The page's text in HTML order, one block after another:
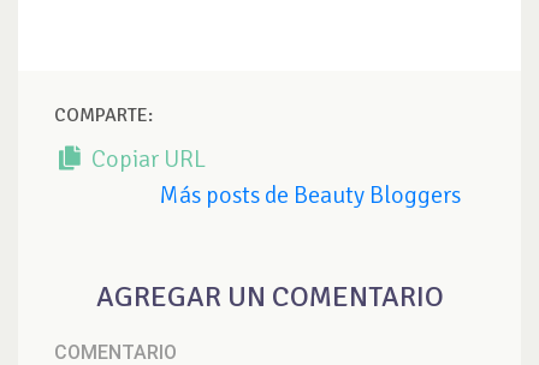
COMPARTE:
Copiar URL
Más posts de Beauty Bloggers
AGREGAR UN COMENTARIO
COMENTARIO